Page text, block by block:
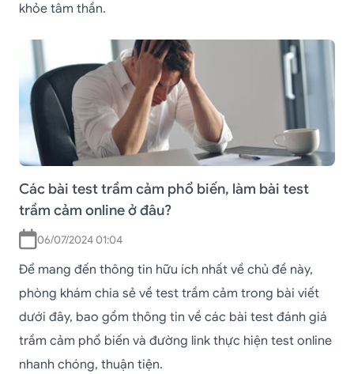
khỏe tâm thần.
Các bài test trầm cảm phổ biến, làm bài test
trầm cảm online ở đâu?
06/07/2024 01:04
Để mang đến thông tin hữu ích nhất về chủ đề này,
phòng khám chia sẻ về test trầm cảm trong bài viết
dưới đây, bao gồm thông tin về các bài test đánh giá
trầm cảm phổ biến và đường link thực hiện test online
nhanh chóng, thuận tiện.